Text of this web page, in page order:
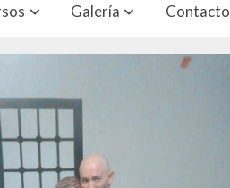
Galería Contacto